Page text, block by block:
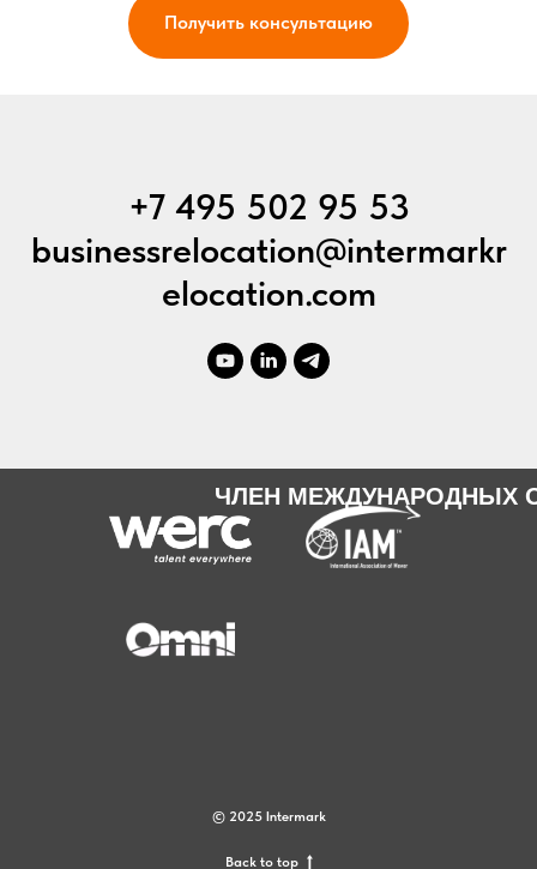
Получить консультацию
+7 495 502 95 53
businessrelocation@intermarkr
elocation.com
ЧЛЕН МЕЖДУНАРОДНЫХ
© 2025 Intermark
Back to top